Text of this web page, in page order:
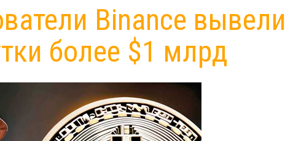
Binance вывели
более $1 млрд